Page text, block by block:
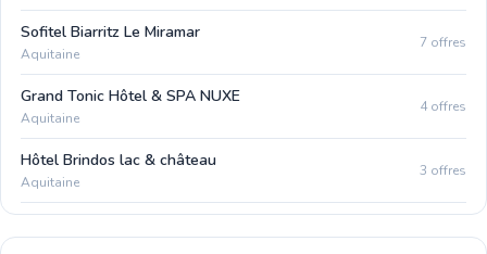
Sofitel Biarritz Le Miramar
Aquitaine
7 offres
Grand Tonic Hôtel & SPA NUXE
Aquitaine
4 offres
Hôtel Brindos lac & château
Aquitaine
3 offres